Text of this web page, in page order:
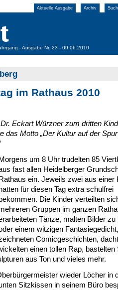
Aktuelle Ausgabe Archiv
- Ausgabe Nr. 23 - 09.06.2010
im Rathaus 2010
Eckart Würzner zum dritten
das Motto „Der Kultur auf der
um 8 Uhr trudelten 85
fast allen Heidelberger
ein. Jeweils zwei aus einer
für diesen Tag extra schulfrei
Die Kinder verteilten
Gruppen im ganzen
Tänze, malten Bilder
einem witzigen Fantasiegedicht,
Comicgeschichten,
einen tollen Rap, bastelten
aus Ton und vieles mehr.
wieder Löcher in
Sitzkissen in seinem Büro